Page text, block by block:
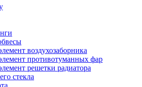
воздухозаборника
противотуманных фар
решетки радиатора
стекла